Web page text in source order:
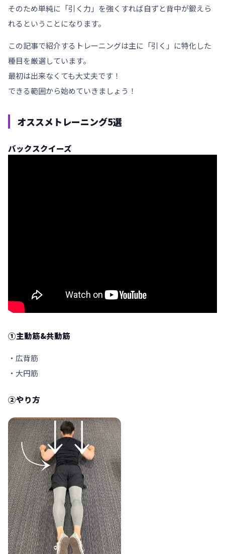
そのため単純に「引く力」を強くすれば自ずと背中が鍛えら
れるということになります。
この記事で紹介するトレーニングは主に 「引く」に特化した
種目を厳選しています。
最初は出来なくても大丈夫です！
できる範囲から始めていきましょう！
オススメトレーニング5選
バックスクイーズ
①主動筋&共動筋
・広背筋
・大円筋
②やり方